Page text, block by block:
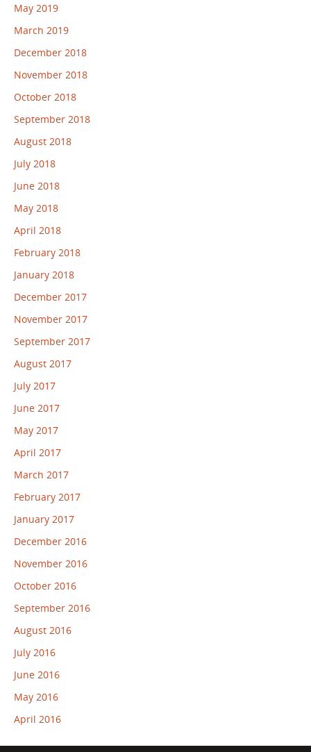
May 2019
March 2019
December 2018
November 2018
October 2018
September 2018
August 2018
July 2018
June 2018
May 2018
April 2018
February 2018
January 2018
December 2017
November 2017
September 2017
August 2017
July 2017
June 2017
May 2017
April 2017
March 2017
February 2017
January 2017
December 2016
November 2016
October 2016
September 2016
August 2016
July 2016
June 2016
May 2016
April 2016